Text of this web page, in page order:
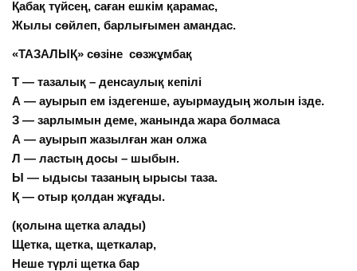
Қабақ түйсең, саған ешкім қарамас,
Жылы сөйлеп, барлығымен амандас.
«ТАЗАЛЫҚ» сөзіне сөзжұмбақ
Т — тазалық – денсаулық кепілі
А — ауырып ем іздегенше, ауырмаудың жолын ізде.
З — зарлымын деме, жанында жара болмаса
А — ауырып жазылған жан олжа
Л — ластың досы – шыбын.
Ы — ыдысы тазаның ырысы таза.
Қ — отыр қолдан жұғады.
(қолына щетка алады)
Щетка, щетка, щеткалар,
Неше түрлі щетка бар